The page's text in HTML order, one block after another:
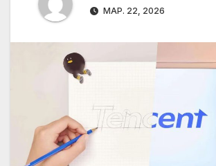
МАР. 22, 2026